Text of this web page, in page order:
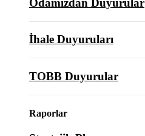
Odamızdan Duyurular
İhale Duyuruları
TOBB Duyurular
Raporlar